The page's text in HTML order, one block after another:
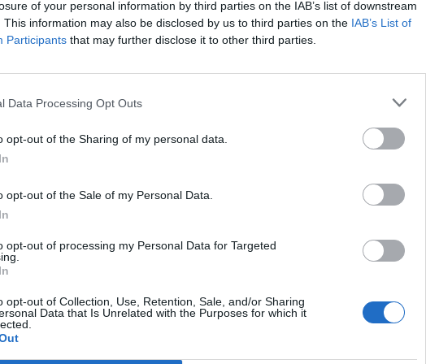
of your personal information by third parties on the IAB’s list of downstream
This information may also be disclosed by us to third parties on the IAB’s List of
Participants that may further disclose it to other third parties.
Data Processing Opt Outs
opt-out of the Sharing of my personal data.
opt-out of the Sale of my Personal Data.
opt-out of processing my Personal Data for Targeted
opt-out of Collection, Use, Retention, Sale, and/or Sharing
Data that Is Unrelated with the Purposes for which it
club presieduto da Danilo Iervolino.
che non vede l'ora di contribuire
in Serie A rappresenta un sogno da
Spero di poter lavorare al massimo
più e portare il più in alto possibile la
diventare questo club importante per il
un nuovo campionato ma non solo: "
da disputare perciò dobbiamo lavorare
da quando avevo tre anni, lui è un
insieme e ritrovarlo qui è bellissimo.
e spero di giocare il prima possibile
città
altro
Starita